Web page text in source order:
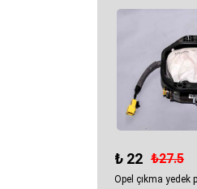
₺ 22 ₺27.5
Opel çıkma yedek